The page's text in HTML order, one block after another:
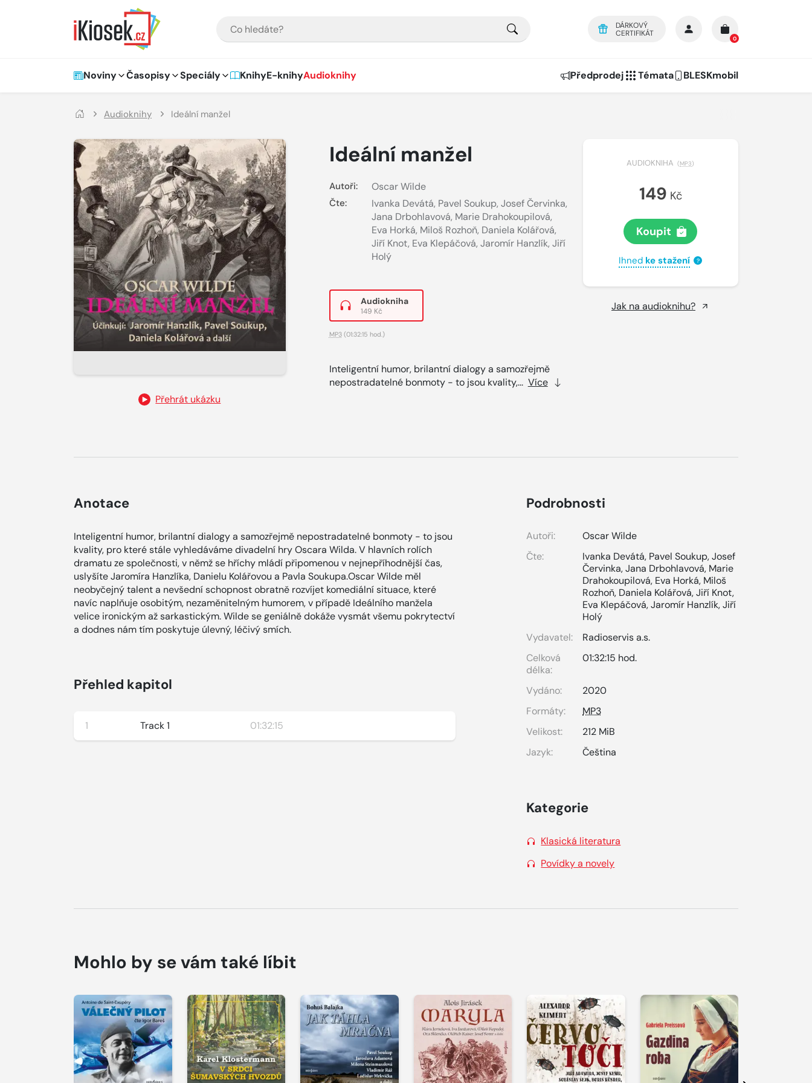
DÁRKOVÝ
CERTIFIKÁT
0
Hlavní navigace
Noviny Časopisy Speciály KnihyE-knihyAudioknihy Předprodej Témata BLESKmobil
Audioknihy Ideální manžel
Přehrát ukázku
Ideální manžel
Autoři: Oscar Wilde
Čte: Ivanka Devátá, Pavel Soukup, Josef Červinka,
Jana Drbohlavová, Marie Drahokoupilová,
Eva Horká, Miloš Rozhoň, Daniela Kolářová,
Jiří Knot, Eva Klepáčová, Jaromír Hanzlík, Jiří
Holý
Audiokniha
149 Kč
MP3(01:32:15 hod.)
Inteligentní humor, brilantní dialogy a samozřejmě
nepostradatelné bonmoty - to jsou kvality,... Více
AUDIOKNIHA (MP3)
149 Kč
Koupit
Ihned ke stažení ?
Jak na audioknihu?
Anotace
Inteligentní humor, brilantní dialogy a samozřejmě nepostradatelné bonmoty - to jsou
kvality, pro které stále vyhledáváme divadelní hry Oscara Wilda. V hlavních rolích
dramatu ze společnosti, v němž se hříchy mládí připomenou v nejnepříhodnější čas,
uslyšíte Jaromíra Hanzlíka, Danielu Kolářovou a Pavla Soukupa.Oscar Wilde měl
neobyčejný talent a nevšední schopnost obratně rozvíjet komediální situace, které
navíc naplňuje osobitým, nezaměnitelným humorem, v případě Ideálního manžela
velice ironickým až sarkastickým. Wilde se geniálně dokáže vysmát všemu pokrytectví
a dodnes nám tím poskytuje úlevný, léčivý smích.
Přehled kapitol
1 Track 1 01:32:15
Podrobnosti
Autoři:
Oscar Wilde
Čte:
Ivanka Devátá, Pavel Soukup,Josef
Červinka,Jana Drbohlavová, Marie
Drahokoupilová, Eva Horká, Miloš
Rozhoň, Daniela Kolářová,Jiří Knot,
Eva Klepáčová,Jaromír Hanzlík,Jiří
Holý
Vydavatel:
Radioservis a.s.
Celková
délka:
01:32:15 hod.
Vydáno:
2020
Formáty:
MP3
Velikost:
212 MiB
Jazyk:
Čeština
Kategorie
Klasická literatura
Povídky a novely
Mohlo by se vám také líbit
Přehrát
ukázku
Přehrát
ukázku
Přehrát
ukázku
Přehrát
ukázku
Přehrát
ukázku
Přehrát